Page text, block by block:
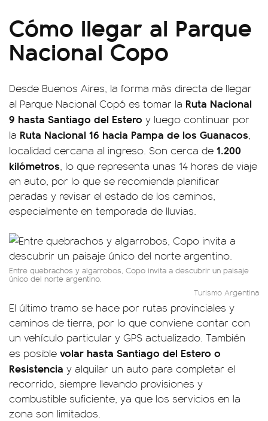
Cómo llegar al Parque
Nacional Copo
Desde Buenos Aires, la forma más directa de llegar
al Parque Nacional Copó es tomar la Ruta Nacional
9 hasta Santiago del Estero y luego continuar por
la Ruta Nacional 16 hacia Pampa de los Guanacos,
localidad cercana al ingreso. Son cerca de 1.200
kilómetros, lo que representa unas 14 horas de viaje
en auto, por lo que se recomienda planificar
paradas y revisar el estado de los caminos,
especialmente en temporada de lluvias.
Entre quebrachos y algarrobos, Copo invita a descubrir un paisaje
único del norte argentino.
Turismo Argentina
El último tramo se hace por rutas provinciales y
caminos de tierra, por lo que conviene contar con
un vehículo particular y GPS actualizado. También
es posible volar hasta Santiago del Estero o
Resistencia y alquilar un auto para completar el
recorrido, siempre llevando provisiones y
combustible suficiente, ya que los servicios en la
zona son limitados.